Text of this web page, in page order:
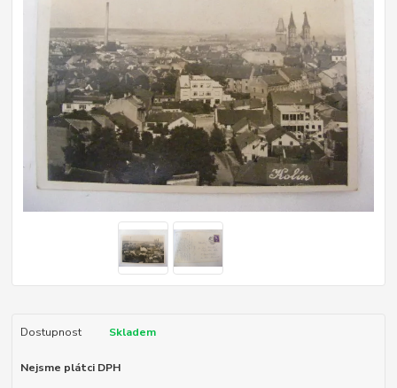
Dostupnost Skladem
Nejsme plátci DPH